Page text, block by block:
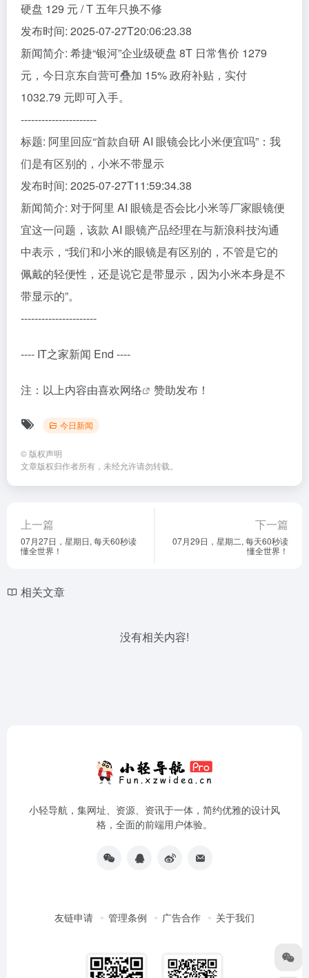
硬盘 129 元 / T 五年只换不修
发布时间: 2025-07-27T20:06:23.38
新闻简介: 希捷“银河”企业级硬盘 8T 日常售价 1279
元，今日京东自营可叠加 15% 政府补贴，实付
1032.79 元即可入手。
----------------------
标题: 阿里回应“首款自研 AI 眼镜会比小米便宜吗”：我
们是有区别的，小米不带显示
发布时间: 2025-07-27T11:59:34.38
新闻简介: 对于阿里 AI 眼镜是否会比小米等厂家眼镜便
宜这一问题，该款 AI 眼镜产品经理在与新浪科技沟通
中表示，“我们和小米的眼镜是有区别的，不管是它的
佩戴的轻便性，还是说它是带显示，因为小米本身是不
带显示的”。
----------------------
---- IT之家新闻 End ----
注：以上内容由喜欢网络 赞助发布！
今日新闻
© 版权声明
文章版权归作者所有，未经允许请勿转载。
上一篇
07月27日，星期日, 每天60秒读
懂全世界！
下一篇
07月29日，星期二, 每天60秒读
懂全世界！
相关文章
没有相关内容!
小轻导航，集网址、资源、资讯于一体，简约优雅的设计风
格，全面的前端用户体验。
友链申请 管理条例 广告合作 关于我们